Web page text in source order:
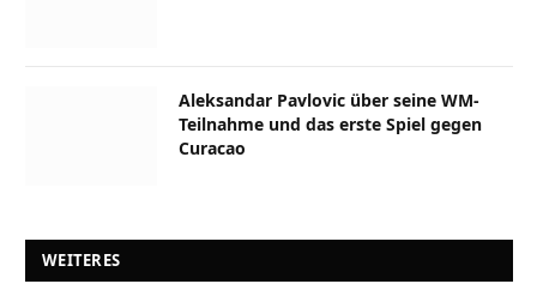
Aleksandar Pavlovic über seine WM-
Teilnahme und das erste Spiel gegen
Curacao
WEITERES